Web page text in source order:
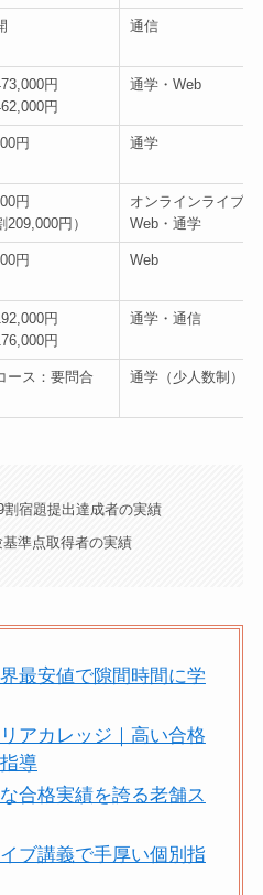
通信
円
円
通学・Web
円 通学
円
209,000円）
オンラインライブ
Web・通学
円 Web
円
円
通学・通信
ース：要問合
通学（少人数制）
宿題提出達成者の実績
準点取得者の実績
最安値で隙間時間に学
アカレッジ｜高い合格
導
合格実績を誇る老舗ス
ブ講義で手厚い個別指